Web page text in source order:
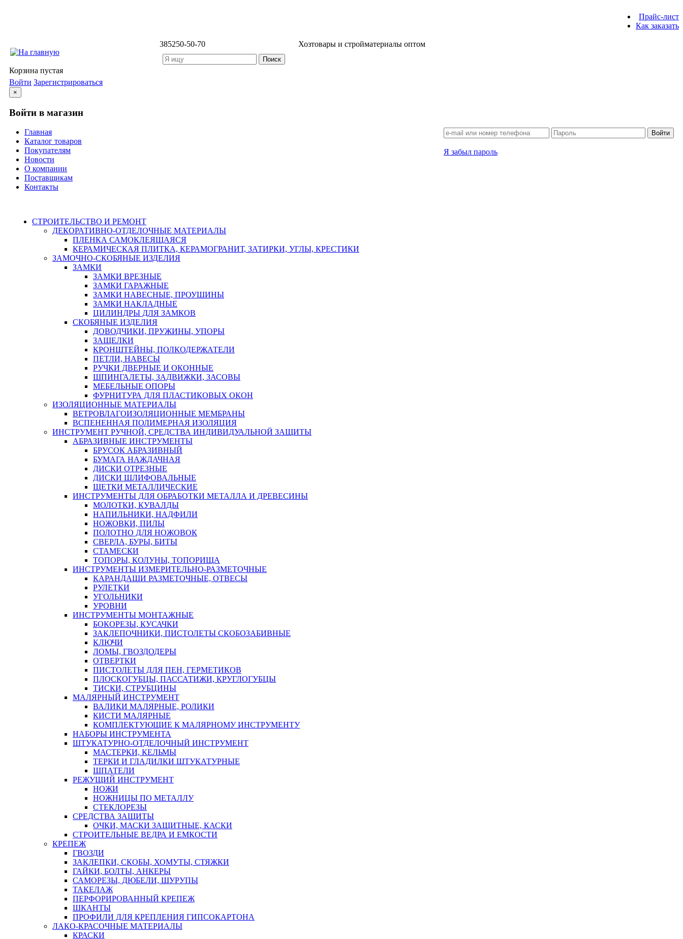
Прайс-лист
Как заказать
385250-50-70 Хозтовары и стройматериалы оптом
Корзина пустая
Войти Зарегистрироваться
×
Войти в магазин
Войти
Я забыл пароль
Главная
Каталог товаров
Покупателям
Новости
О компании
Поставщикам
Контакты
СТРОИТЕЛЬСТВО И РЕМОНТ
ДЕКОРАТИВНО-ОТДЕЛОЧНЫЕ МАТЕРИАЛЫ
ПЛЕНКА САМОКЛЕЯЩАЯСЯ
КЕРАМИЧЕСКАЯ ПЛИТКА, КЕРАМОГРАНИТ, ЗАТИРКИ, УГЛЫ, КРЕСТИКИ
ЗАМОЧНО-СКОБЯНЫЕ ИЗДЕЛИЯ
ЗАМКИ
ЗАМКИ ВРЕЗНЫЕ
ЗАМКИ ГАРАЖНЫЕ
ЗАМКИ НАВЕСНЫЕ, ПРОУШИНЫ
ЗАМКИ НАКЛАДНЫЕ
ЦИЛИНДРЫ ДЛЯ ЗАМКОВ
СКОБЯНЫЕ ИЗДЕЛИЯ
ДОВОДЧИКИ, ПРУЖИНЫ, УПОРЫ
ЗАЩЕЛКИ
КРОНШТЕЙНЫ, ПОЛКОДЕРЖАТЕЛИ
ПЕТЛИ, НАВЕСЫ
РУЧКИ ДВЕРНЫЕ И ОКОННЫЕ
ШПИНГАЛЕТЫ, ЗАДВИЖКИ, ЗАСОВЫ
МЕБЕЛЬНЫЕ ОПОРЫ
ФУРНИТУРА ДЛЯ ПЛАСТИКОВЫХ ОКОН
ИЗОЛЯЦИОННЫЕ МАТЕРИАЛЫ
ВЕТРОВЛАГОИЗОЛЯЦИОННЫЕ МЕМБРАНЫ
ВСПЕНЕННАЯ ПОЛИМЕРНАЯ ИЗОЛЯЦИЯ
ИНСТРУМЕНТ РУЧНОЙ, СРЕДСТВА ИНДИВИДУАЛЬНОЙ ЗАЩИТЫ
АБРАЗИВНЫЕ ИНСТРУМЕНТЫ
БРУСОК АБРАЗИВНЫЙ
БУМАГА НАЖДАЧНАЯ
ДИСКИ ОТРЕЗНЫЕ
ДИСКИ ШЛИФОВАЛЬНЫЕ
ЩЕТКИ МЕТАЛЛИЧЕСКИЕ
ИНСТРУМЕНТЫ ДЛЯ ОБРАБОТКИ МЕТАЛЛА И ДРЕВЕСИНЫ
МОЛОТКИ, КУВАЛДЫ
НАПИЛЬНИКИ, НАДФИЛИ
НОЖОВКИ, ПИЛЫ
ПОЛОТНО ДЛЯ НОЖОВОК
СВЕРЛА, БУРЫ, БИТЫ
СТАМЕСКИ
ТОПОРЫ, КОЛУНЫ, ТОПОРИЩА
ИНСТРУМЕНТЫ ИЗМЕРИТЕЛЬНО-РАЗМЕТОЧНЫЕ
КАРАНДАШИ РАЗМЕТОЧНЫЕ, ОТВЕСЫ
РУЛЕТКИ
УГОЛЬНИКИ
УРОВНИ
ИНСТРУМЕНТЫ МОНТАЖНЫЕ
БОКОРЕЗЫ, КУСАЧКИ
ЗАКЛЕПОЧНИКИ, ПИСТОЛЕТЫ СКОБОЗАБИВНЫЕ
КЛЮЧИ
ЛОМЫ, ГВОЗДОДЕРЫ
ОТВЕРТКИ
ПИСТОЛЕТЫ ДЛЯ ПЕН, ГЕРМЕТИКОВ
ПЛОСКОГУБЦЫ, ПАССАТИЖИ, КРУГЛОГУБЦЫ
ТИСКИ, СТРУБЦИНЫ
МАЛЯРНЫЙ ИНСТРУМЕНТ
ВАЛИКИ МАЛЯРНЫЕ, РОЛИКИ
КИСТИ МАЛЯРНЫЕ
КОМПЛЕКТУЮЩИЕ К МАЛЯРНОМУ ИНСТРУМЕНТУ
НАБОРЫ ИНСТРУМЕНТА
ШТУКАТУРНО-ОТДЕЛОЧНЫЙ ИНСТРУМЕНТ
МАСТЕРКИ, КЕЛЬМЫ
ТЕРКИ И ГЛАДИЛКИ ШТУКАТУРНЫЕ
ШПАТЕЛИ
РЕЖУЩИЙ ИНСТРУМЕНТ
НОЖИ
НОЖНИЦЫ ПО МЕТАЛЛУ
СТЕКЛОРЕЗЫ
СРЕДСТВА ЗАЩИТЫ
ОЧКИ, МАСКИ ЗАЩИТНЫЕ, КАСКИ
СТРОИТЕЛЬНЫЕ ВЕДРА И ЕМКОСТИ
КРЕПЕЖ
ГВОЗДИ
ЗАКЛЕПКИ, СКОБЫ, ХОМУТЫ, СТЯЖКИ
ГАЙКИ, БОЛТЫ, АНКЕРЫ
САМОРЕЗЫ, ДЮБЕЛИ, ШУРУПЫ
ТАКЕЛАЖ
ПЕРФОРИРОВАННЫЙ КРЕПЕЖ
ШКАНТЫ
ПРОФИЛИ ДЛЯ КРЕПЛЕНИЯ ГИПСОКАРТОНА
ЛАКО-КРАСОЧНЫЕ МАТЕРИАЛЫ
КРАСКИ